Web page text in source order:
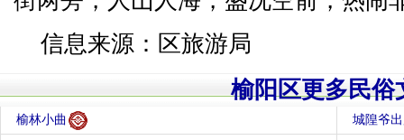
信息来源：区旅游局
榆阳区更多民俗
榆林小曲 城隍爷